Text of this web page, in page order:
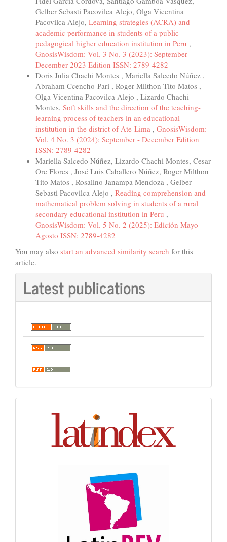
Gelber Sebasti Pacovilca Alejo, Olga Vicentina
Pacovilca Alejo, Learning strategies (ACRA) and
academic performance in students of a public
pedagogical higher education institution in Peru ,
GnosisWisdom: Vol. 3 No. 3 (2023): September -
December 2023 Edition ISSN: 2789-4282
Doris Julia Chachi Montes , Mariella Salcedo Núñez ,
Abraham Ccencho-Pari , Roger Milthon Tito Matos ,
Olga Vicentina Pacovilca Alejo , Lizardo Chachi
Montes, Soft skills and the direction of the teaching-
learning process of teachers in an educational
institution in the district of Ate-Lima , GnosisWisdom:
Vol. 4 No. 3 (2024): September - December Edition
ISSN: 2789-4282
Mariella Salcedo Núñez, Lizardo Chachi Montes, Cesar
Ore Flores , José Luis Caballero Núñez, Roger Milthon
Tito Matos , Rosalino Janampa Mendoza , Gelber
Sebasti Pacovilca Alejo , Reading comprehension and
mathematical problem solving in students of a rural
secondary educational institution in Peru ,
GnosisWisdom: Vol. 5 No. 2 (2025): Edición Mayo -
Agosto ISSN: 2789-4282
You may also start an advanced similarity search for this
article.
Latest publications
Indexación